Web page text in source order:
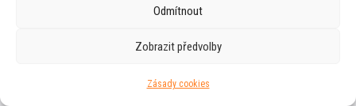
Odmítnout
Zobrazit předvolby
Zásady cookies